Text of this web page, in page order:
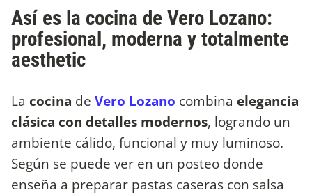
Así es la cocina de Vero Lozano:
profesional, moderna y totalmente
aesthetic
La cocina de Vero Lozano combina elegancia
clásica con detalles modernos, logrando un
ambiente cálido, funcional y muy luminoso.
Según se puede ver en un posteo donde
enseña a preparar pastas caseras con salsa